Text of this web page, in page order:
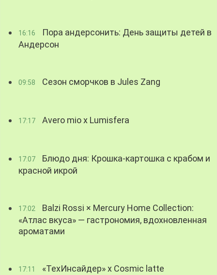
16:16
Пора андерсонить: День защиты детей в
Андерсон
09:58 Сезон сморчков в Jules Zang
17:17 Avero mio x Lumisfera
17:07
Блюдо дня: Крошка-картошка с крабом и
красной икрой
17:02
Balzi Rossi × Mercury Home Collection:
«Атлас вкуса» — гастрономия, вдохновленная
ароматами
17:11 «ТехИнсайдер» х Cosmic latte